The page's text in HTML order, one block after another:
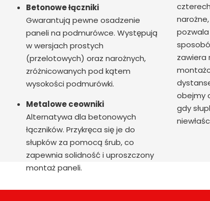
Betonowe łączniki
Gwarantują pewne osadzenie
paneli na podmurówce. Występują
w wersjach prostych
(przelotowych) oraz narożnych,
zróżnicowanych pod kątem
wysokości podmurówki.
Metalowe ceowniki
Alternatywa dla betonowych
łączników. Przykręca się je do
słupków za pomocą śrub, co
zapewnia solidność i uproszczony
montaż paneli.
zawiera
obejmy
gdy